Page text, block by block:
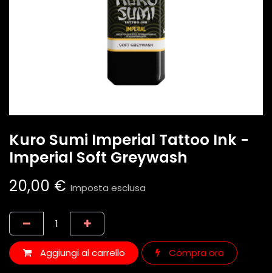
Kuro Sumi Imperial Tattoo Ink -
Imperial Soft Greywash
20,00 € Imposta esclusa
Aggiungi al carrello Compra ora